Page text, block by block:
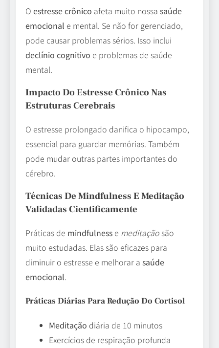
O estresse crônico afeta muito nossa saúde
emocional e mental. Se não for gerenciado,
pode causar problemas sérios. Isso inclui
declínio cognitivo e problemas de saúde
mental.
Impacto Do Estresse Crônico Nas
Estruturas Cerebrais
O estresse prolongado danifica o hipocampo,
essencial para guardar memórias. Também
pode mudar outras partes importantes do
cérebro.
Técnicas De Mindfulness E Meditação
Validadas Cientificamente
Práticas de mindfulness e meditação são
muito estudadas. Elas são eficazes para
diminuir o estresse e melhorar a saúde
emocional.
Práticas Diárias Para Redução Do Cortisol
Meditação diária de 10 minutos
Exercícios de respiração profunda